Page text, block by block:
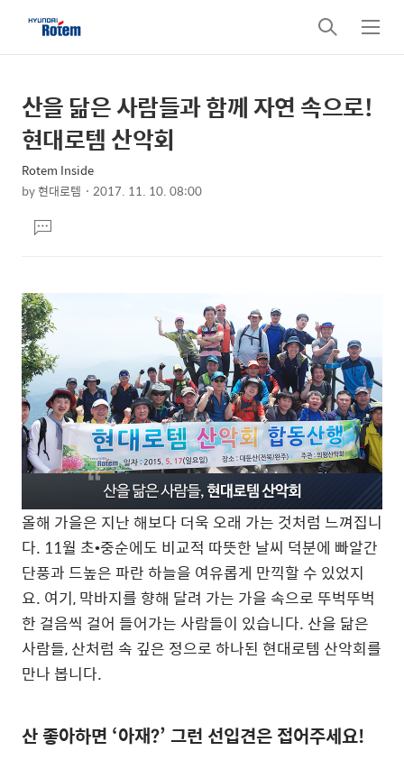
검
색
메
뉴
상
세
컨
텐
본
문
제
목
산을 닮은 사람들과 함께 자연 속으로!
현대로템 산악회
Rotem Inside
by현대로템 2017. 11. 10. 08:00
문댓
글
올해 가을은 지난 해보다 더욱 오래 가는 것처럼 느껴집니
다. 11월 초•중순에도 비교적 따뜻한 날씨 덕분에 빠알간
단풍과 드높은 파란 하늘을 여유롭게 만끽할 수 있었지
요. 여기, 막바지를 향해 달려 가는 가을 속으로 뚜벅뚜벅
한 걸음씩 걸어 들어가는 사람들이 있습니다. 산을 닮은
사람들, 산처럼 속 깊은 정으로 하나된 현대로템 산악회를
만나 봅니다.
산 좋아하면 ‘아재?’ 그런 선입견은 접어주세요!